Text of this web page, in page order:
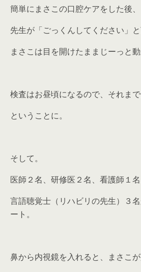
簡単にまさこの口腔ケアをした後、
先生が「ごっくんしてください」
まさこは目を開けたままじーっと動
検査はお昼頃になるので、それま
ということに。
そして。
医師２名、研修医２名、看護師１名
言語聴覚士（リハビリの先生）３
ート。
鼻から内視鏡を入れると、まさこ